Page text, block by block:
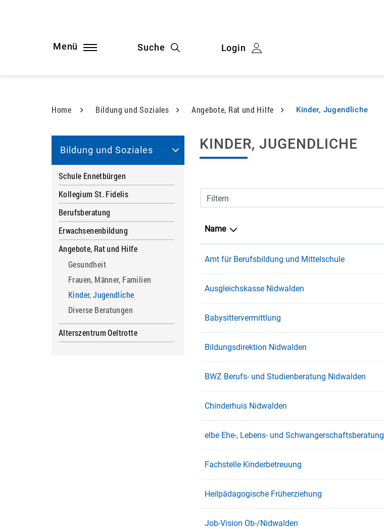
Menü Suche Login
Home Bildung und Soziales Angebote, Rat und Hilfe Kinder, Jugendliche
Bildung und Soziales
Schule Ennetbürgen
Kollegium St. Fidelis
Berufsberatung
Erwachsenenbildung
Angebote, Rat und Hilfe
Gesundheit
Frauen, Männer, Familien
Kinder, Jugendliche
Diverse Beratungen
Alterszentrum Oeltrotte
Inhalt
KINDER, JUGENDLICHE
Filtern
Name
Amt für Berufsbildung und Mittelschule
Ausgleichskasse Nidwalden
Babysittervermittlung
Bildungsdirektion Nidwalden
BWZ Berufs- und Studienberatung Nidwalden
Chinderhuis Nidwalden
elbe Ehe-, Lebens- und Schwangerschaftsberatung
Fachstelle Kinderbetreuung
Heilpädagogische Früherziehung
Job-Vision Ob-/Nidwalden